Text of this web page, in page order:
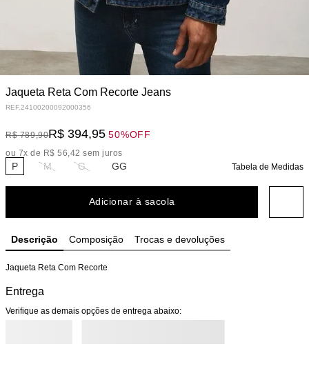
Jaqueta Reta Com Recorte Jeans
REF.24100200092000356
R$ 789,90R$ 394,95 50%OFF
ou 7x de R$ 56,42 sem juros
P M G GG Tabela de Medidas
Adicionar à sacola
Descrição Composição Trocas e devoluções
Jaqueta Reta Com Recorte
Entrega
Verifique as demais opções de entrega abaixo: